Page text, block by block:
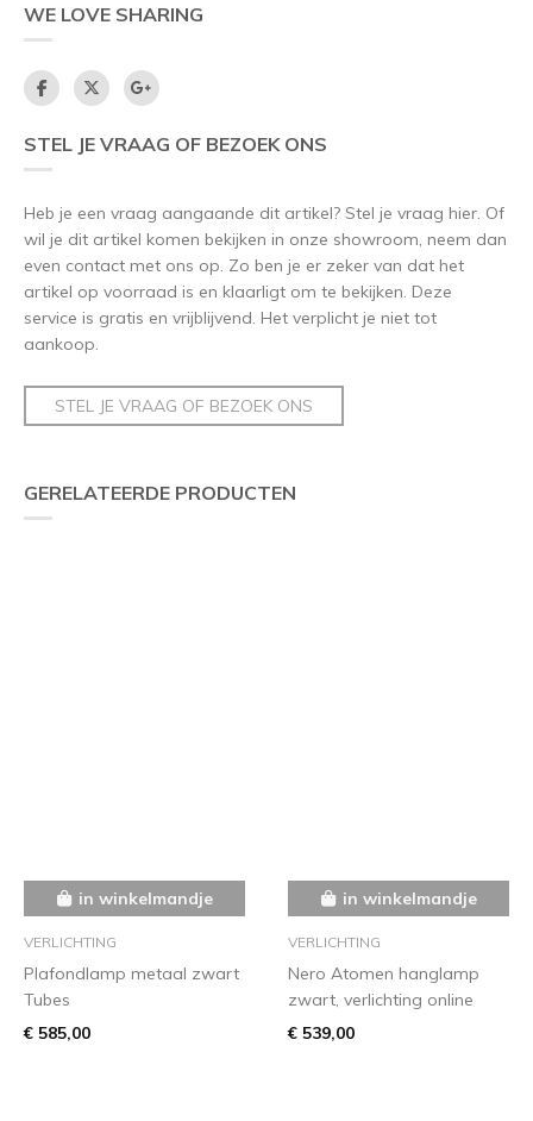
WE LOVE SHARING
STEL JE VRAAG OF BEZOEK ONS
Heb je een vraag aangaande dit artikel? Stel je vraag hier. Of
wil je dit artikel komen bekijken in onze showroom, neem dan
even contact met ons op. Zo ben je er zeker van dat het
artikel op voorraad is en klaarligt om te bekijken. Deze
service is gratis en vrijblijvend. Het verplicht je niet tot
aankoop.
STEL JE VRAAG OF BEZOEK ONS
GERELATEERDE PRODUCTEN
in winkelmandje
VERLICHTING
Plafondlamp metaal zwart
Tubes
€ 585,00
in winkelmandje
VERLICHTING
Nero Atomen hanglamp
zwart, verlichting online
€ 539,00